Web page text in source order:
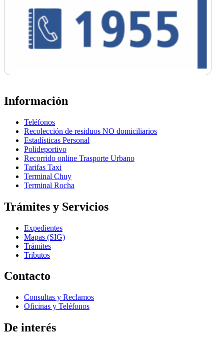
Información
Teléfonos
Recolección de residuos NO domiciliarios
Estadísticas Personal
Polideportivo
Recorrido online Trasporte Urbano
Tarifas Taxi
Terminal Chuy
Terminal Rocha
Trámites y Servicios
Expedientes
Mapas (SIG)
Trámites
Tributos
Contacto
Consultas y Reclamos
Oficinas y Teléfonos
De interés